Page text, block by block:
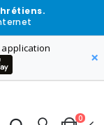
×
0